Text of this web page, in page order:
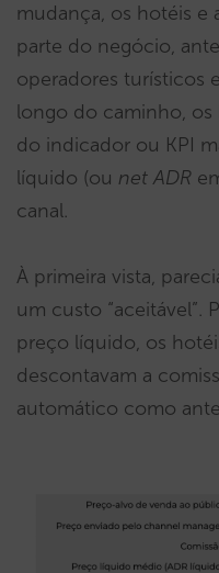
mudança, os hotéis e
parte do negócio,
operadores turísticos
longo do caminho,
do indicador ou KPI
líquido (ou net ADR
canal.
À primeira vista,
um custo “aceitável”.
preço líquido, os
descontavam a
automático como